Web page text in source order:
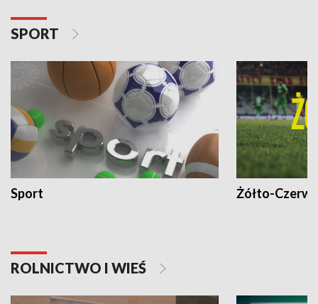
SPORT
Sport Żółto-
ROLNICTWO I WIEŚ